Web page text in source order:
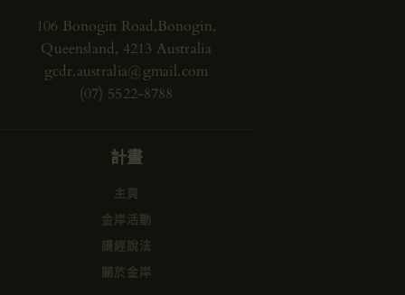
106 Bonogin Road,Bonogin,
Queensland, 4213 Australia
gcdr.australia@gmail.com
(07) 5522-8788
計畫
主頁
金岸活動
講經說法
關於金岸